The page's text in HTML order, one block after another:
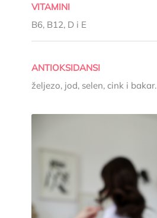
VITAMINI
B6, B12, D i E
ANTIOKSIDANSI
željezo, jod, selen, cink i bakar.